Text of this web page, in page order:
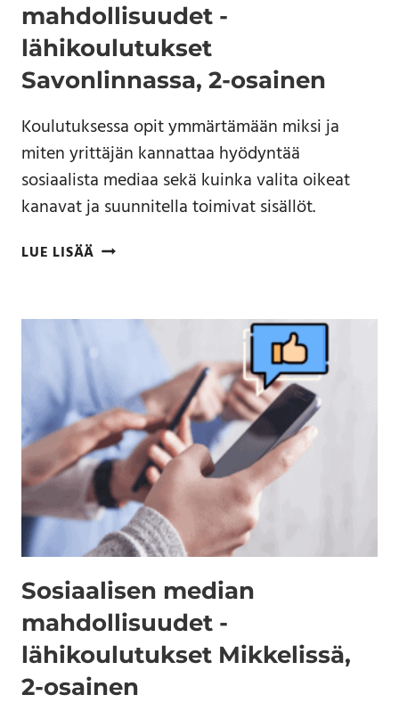
mahdollisuudet -
lähikoulutukset
Savonlinnassa, 2-osainen
Koulutuksessa opit ymmärtämään miksi ja
miten yrittäjän kannattaa hyödyntää
sosiaalista mediaa sekä kuinka valita oikeat
kanavat ja suunnitella toimivat sisällöt.
LUE LISÄÄ
Sosiaalisen median
mahdollisuudet -
lähikoulutukset Mikkelissä,
2-osainen